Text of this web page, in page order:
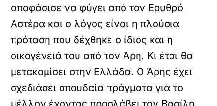
αποφάσισε να φύγει από τον Ερυθρό
Αστέρα και ο λόγος είναι η πλούσια
πρόταση που δέχθηκε ο ίδιος και η
οικογένειά του από τον Άρη. Κι έτσι θα
μετακομίσει στην Ελλάδα. Ο Άρης έχει
σχεδιάσει σπουδαία πράγματα για το
μέλλον έχοντας προσλάβει τον Βασίλη